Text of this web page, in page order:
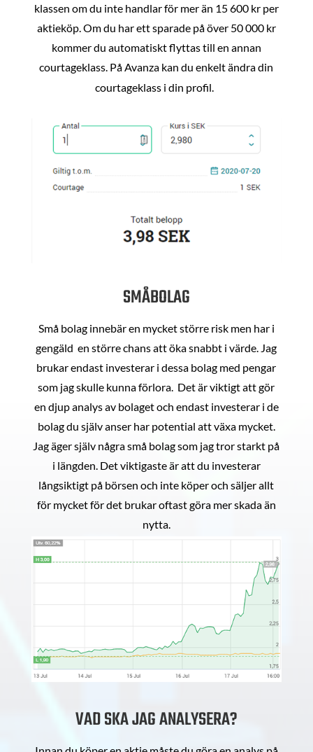
klassen om du inte handlar för mer än 15 600 kr per
aktieköp. Om du har ett sparade på över 50 000 kr
kommer du automatiskt flyttas till en annan
courtageklass. På Avanza kan du enkelt ändra din
courtageklass i din profil.
SMÅBOLAG
Små bolag innebär en mycket större risk men har i
gengäld en större chans att öka snabbt i värde. Jag
brukar endast investerar i dessa bolag med pengar
som jag skulle kunna förlora. Det är viktigt att gör
en djup analys av bolaget och endast investerar i de
bolag du själv anser har potential att växa mycket.
Jag äger själv några små bolag som jag tror starkt på
i längden. Det viktigaste är att du investerar
långsiktigt på börsen och inte köper och säljer allt
för mycket för det brukar oftast göra mer skada än
nytta.
VAD SKA JAG ANALYSERA?